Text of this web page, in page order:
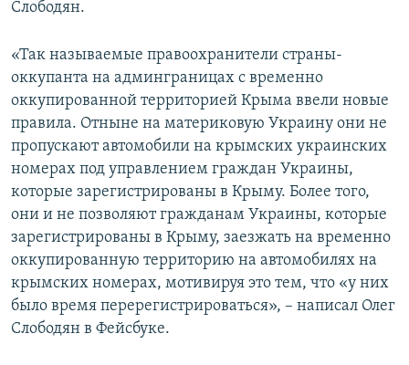
Слободян.
«Так называемые правоохранители страны-
оккупанта на админграницах с временно
оккупированной территорией Крыма ввели новые
правила. Отныне на материковую Украину они не
пропускают автомобили на крымских украинских
номерах под управлением граждан Украины,
которые зарегистрированы в Крыму. Более того,
они и не позволяют гражданам Украины, которые
зарегистрированы в Крыму, заезжать на временно
оккупированную территорию на автомобилях на
крымских номерах, мотивируя это тем, что «у них
было время перерегистрироваться», – написал Олег
Слободян в Фейсбуке.